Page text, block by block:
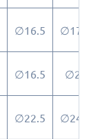
∅16.5 ∅17.6
∅16.5 ∅20
∅22.5 ∅24.7